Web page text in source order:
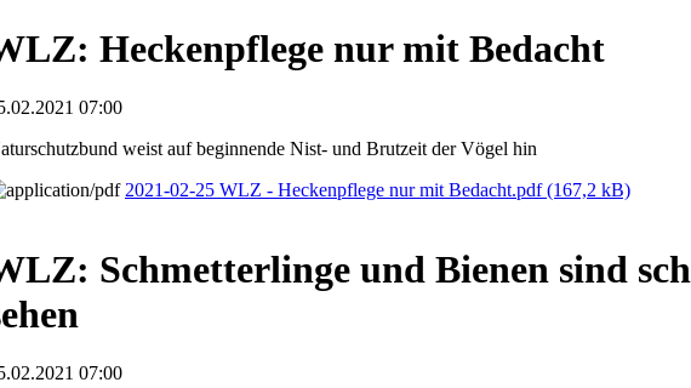
Heckenpflege nur mit Bedacht
07:00
weist auf beginnende Nist- und Brutzeit der Vögel hin
2021-02-25 WLZ - Heckenpflege nur mit Bedacht.pdf(167,2 kB)
Schmetterlinge und Bienen sind
07:00